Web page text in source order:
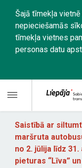
Šajā tīmekļa
nepieciešamās
tīmekļa vietnes
personas datu
Saistībā ar
maršruta
no 2. jūlija līdz
pieturas “Līva”